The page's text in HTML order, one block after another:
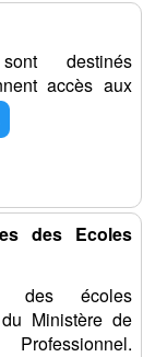
destinés
accès aux
des Ecoles
des écoles
Ministère de